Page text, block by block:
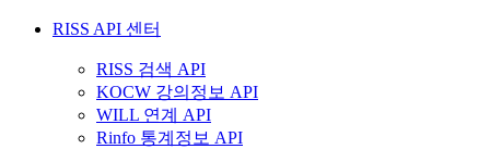
RISS API 센터
RISS 검색 API
KOCW 강의정보 API
WILL 연계 API
Rinfo 통계정보 API